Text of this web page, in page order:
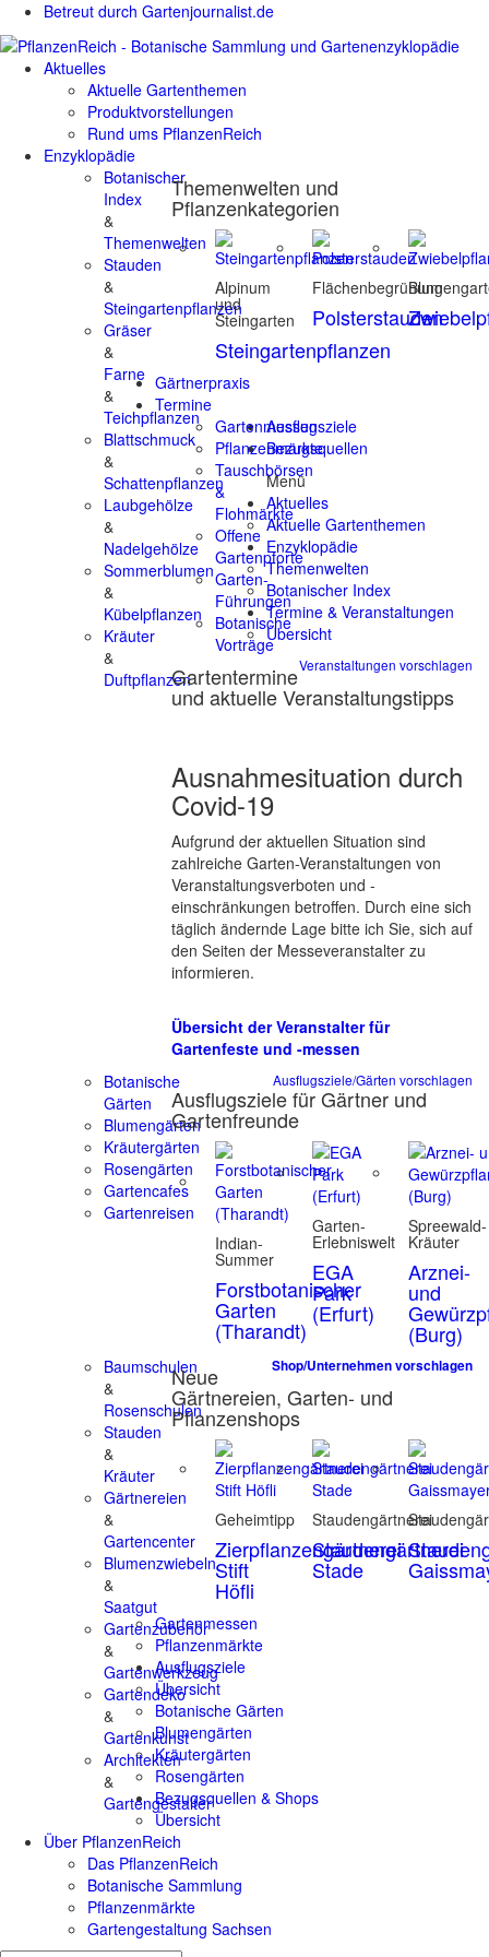
Betreut durch Gartenjournalist.de
Aktuelles
Aktuelle Gartenthemen
Produktvorstellungen
Rund ums PflanzenReich
Enzyklopädie
Botanischer
Index
&
Themenwelten
Stauden
&
Steingartenpflanzen
Gräser
&
Farne
&
Teichpflanzen
Blattschmuck
&
Schattenpflanzen
Laubgehölze
&
Nadelgehölze
Sommerblumen
&
Kübelpflanzen
Kräuter
&
Duftpflanzen
Themenwelten und
Pflanzenkategorien
Alpinum
und
Steingarten
Steingartenpflanzen
Flächenbegrünung
Polsterstauden
Gärtnerpraxis
Termine
Gartenmessen
Pflanzenmärkte
Tauschbörsen
&
Flohmärkte
Offene
Gartenpforte
Garten-
Führungen
Botanische
Vorträge
Veranstaltungen vorschlagen
Gartentermine
und aktuelle Veranstaltungstipps
Ausnahmesituation durch
Covid-19
Aufgrund der aktuellen Situation sind
zahlreiche Garten-Veranstaltungen von
Veranstaltungsverboten und -
einschränkungen betroffen. Durch eine sich
täglich ändernde Lage bitte ich Sie, sich auf
den Seiten der Messeveranstalter zu
informieren.
Übersicht der Veranstalter für
Gartenfeste und -messen
Ausflugsziele
Botanische
Gärten
Blumengärten
Kräutergärten
Rosengärten
Gartencafes
Gartenreisen
Ausflugsziele/Gärten vorschlagen
Ausflugsziele für Gärtner und
Gartenfreunde
Indian-
Summer
Forstbotanischer
Garten
(Tharandt)
Garten-
Erlebniswelt
EGA
Park
(Erfurt)
Spreewald-
Kräuter
Arznei-
und
(Burg)
Bezugsquellen
Baumschulen
&
Rosenschulen
Stauden
&
Kräuter
Gärtnereien
&
Gartencenter
Blumenzwiebeln
&
Saatgut
Gartenzubehör
&
Gartenwerkzeug
Gartendeko
&
Gartenkunst
Architekten
&
Gartengestalter
Shop/Unternehmen vorschlagen
Neue
Gärtnereien, Garten- und
Pflanzenshops
Geheimtipp
Zierpflanzengärtnerei
Stift
Höfli
Staudengärtnerei
Staudengärtnerei
Stade
Menü
Aktuelles
Aktuelle Gartenthemen
Enzyklopädie
Themenwelten
Botanischer Index
Termine & Veranstaltungen
Übersicht
Gartenmessen
Pflanzenmärkte
Ausflugsziele
Übersicht
Botanische Gärten
Blumengärten
Kräutergärten
Rosengärten
Bezugsquellen & Shops
Übersicht
Über PflanzenReich
Das PflanzenReich
Botanische Sammlung
Pflanzenmärkte
Gartengestaltung Sachsen